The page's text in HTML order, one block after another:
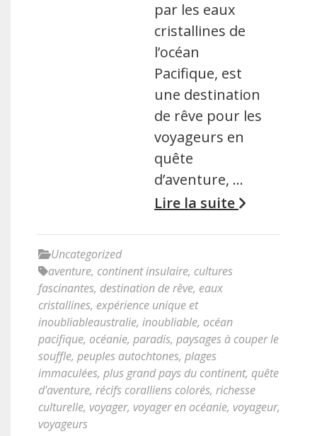
par les eaux
cristallines de
l’océan
Pacifique, est
une destination
de rêve pour les
voyageurs en
quête
d’aventure, …
Lire la suite
Uncategorized
aventure, continent insulaire, cultures
fascinantes, destination de rêve, eaux
cristallines, expérience unique et
inoubliableaustralie, inoubliable, océan
pacifique, océanie, paradis, paysages à couper le
souffle, peuples autochtones, plages
immaculées, plus grand pays du continent, quête
d'aventure, récifs coralliens colorés, richesse
culturelle, voyager, voyager en océanie, voyageur,
voyageurs